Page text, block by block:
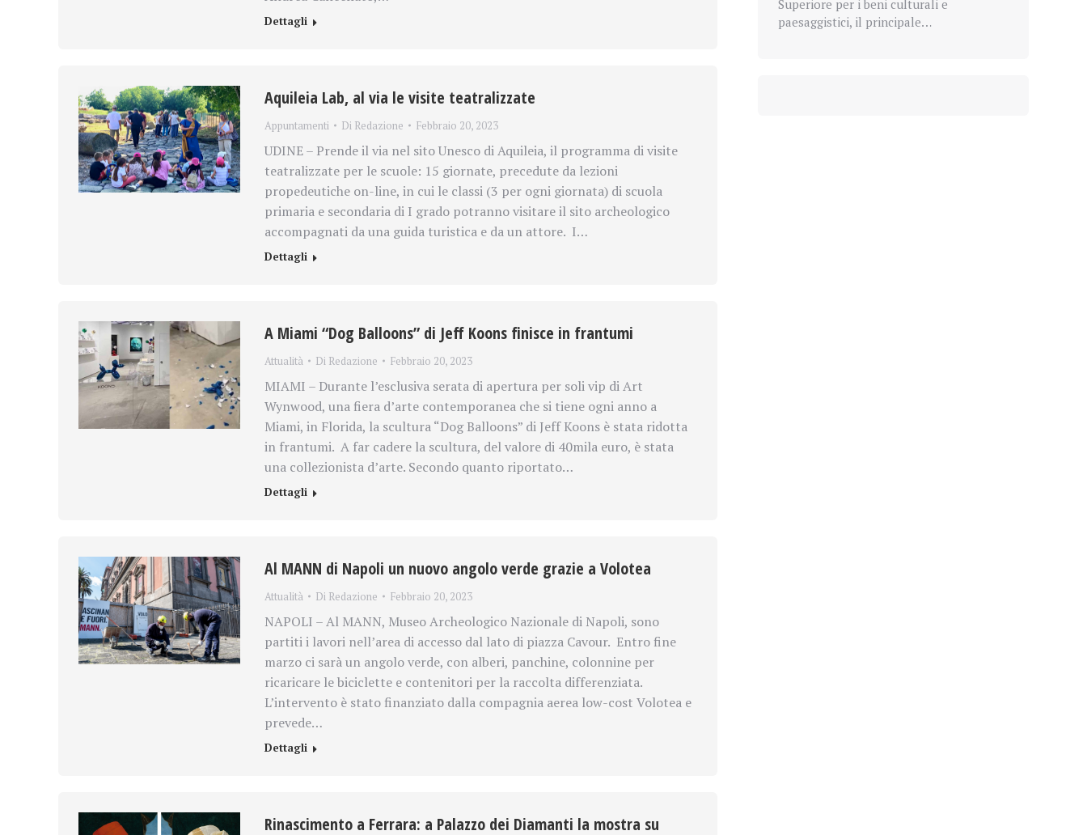
Dettagli
Aquileia Lab, al via le visite teatralizzate
Appuntamenti Di Redazione Febbraio 20, 2023
UDINE – Prende il via nel sito Unesco di Aquileia, il programma di visite
teatralizzate per le scuole: 15 giornate, precedute da lezioni
propedeutiche on-line, in cui le classi (3 per ogni giornata) di scuola
primaria e secondaria di I grado potranno visitare il sito archeologico
accompagnati da una guida turistica e da un attore. I…
Dettagli
A Miami “Dog Balloons” di Jeff Koons finisce in frantumi
Attualità Di Redazione Febbraio 20, 2023
MIAMI – Durante l’esclusiva serata di apertura per soli vip di Art
Wynwood, una fiera d’arte contemporanea che si tiene ogni anno a
Miami, in Florida, la scultura “Dog Balloons” di Jeff Koons è stata ridotta
in frantumi. A far cadere la scultura, del valore di 40mila euro, è stata
una collezionista d’arte. Secondo quanto riportato…
Dettagli
Al MANN di Napoli un nuovo angolo verde grazie a Volotea
Attualità Di Redazione Febbraio 20, 2023
NAPOLI – Al MANN, Museo Archeologico Nazionale di Napoli, sono
partiti i lavori nell’area di accesso dal lato di piazza Cavour. Entro fine
marzo ci sarà un angolo verde, con alberi, panchine, colonnine per
ricaricare le biciclette e contenitori per la raccolta differenziata.
L’intervento è stato finanziato dalla compagnia aerea low-cost Volotea e
prevede…
Dettagli
Rinascimento a Ferrara: a Palazzo dei Diamanti la mostra su
Superiore per i beni culturali e
paesaggistici, il principale…